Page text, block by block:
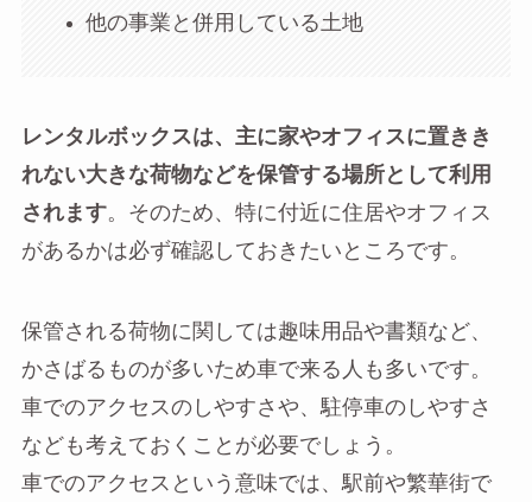
他の事業と併用している土地
レンタルボックスは、主に家やオフィスに置きき
れない大きな荷物などを保管する場所として利用
されます。そのため、特に付近に住居やオフィス
があるかは必ず確認しておきたいところです。
保管される荷物に関しては趣味用品や書類など、
かさばるものが多いため車で来る人も多いです。
車でのアクセスのしやすさや、駐停車のしやすさ
なども考えておくことが必要でしょう。
車でのアクセスという意味では、駅前や繁華街で